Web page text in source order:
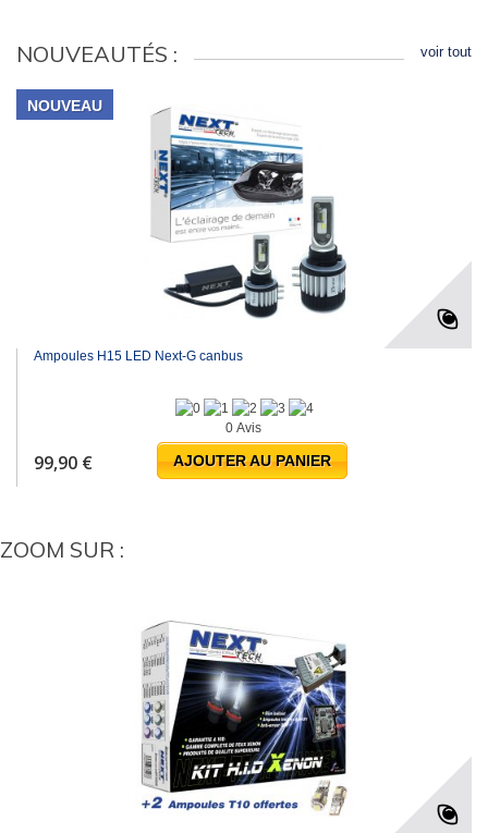
NOUVEAUTÉS : voir tout
NOUVEAU
Ampoules H15 LED Next-G canbus
0 Avis
99,90 € AJOUTER AU PANIER
ZOOM SUR :